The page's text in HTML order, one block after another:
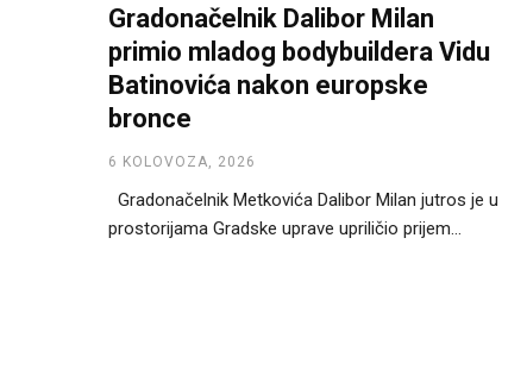
Gradonačelnik Dalibor Milan
primio mladog bodybuildera Vidu
Batinovića nakon europske
bronce
6 KOLOVOZA, 2026
Gradonačelnik Metkovića Dalibor Milan jutros je u
prostorijama Gradske uprave upriličio prijem...